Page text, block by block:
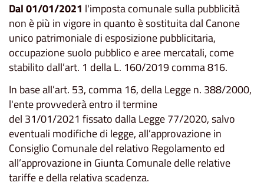
Dal 01/01/2021 l'imposta comunale sulla pubblicità
non è più in vigore in quanto è sostituita dal Canone
unico patrimoniale di esposizione pubblicitaria,
occupazione suolo pubblico e aree mercatali, come
stabilito dall’art. 1 della L. 160/2019 comma 816.
In base all’art. 53, comma 16, della Legge n. 388/2000,
l'ente provvederà entro il termine
del 31/01/2021 fissato dalla Legge 77/2020, salvo
eventuali modifiche di legge, all’approvazione in
Consiglio Comunale del relativo Regolamento ed
all’approvazione in Giunta Comunale delle relative
tariffe e della relativa scadenza.